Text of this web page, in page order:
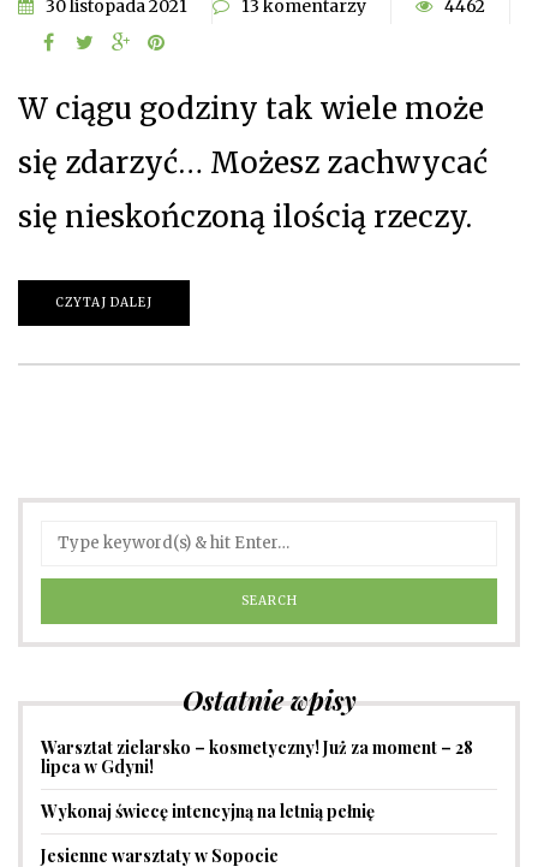
30 listopada 2021 13 komentarzy 4462
W ciągu godziny tak wiele może
się zdarzyć… Możesz zachwycać
się nieskończoną ilością rzeczy.
CZYTAJ DALEJ
Ostatnie wpisy
Warsztat zielarsko – kosmetyczny! Już za moment – 28
lipca w Gdyni!
Wykonaj świecę intencyjną na letnią pełnię
Jesienne warsztaty w Sopocie